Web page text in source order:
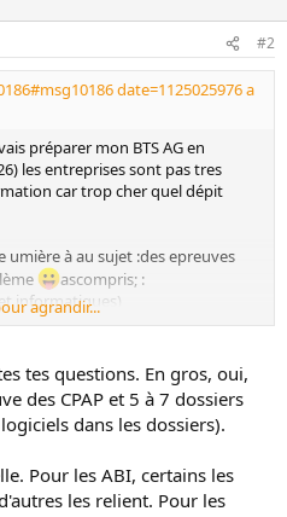
#2
date=1125025976 a
préparer mon BTS AG en
les entreprises sont pas tres
car trop cher quel dépit
umière à au sujet :des epreuves
ascompris; :
informatiques)
d'activités professioonelle)
il y a t-il un procedure pour cela ?
agrandir...
tes questions. En gros, oui,
des CPAP et 5 à 7 dossiers
dans les dossiers).
Pour les ABI, certains les
les relient. Pour les